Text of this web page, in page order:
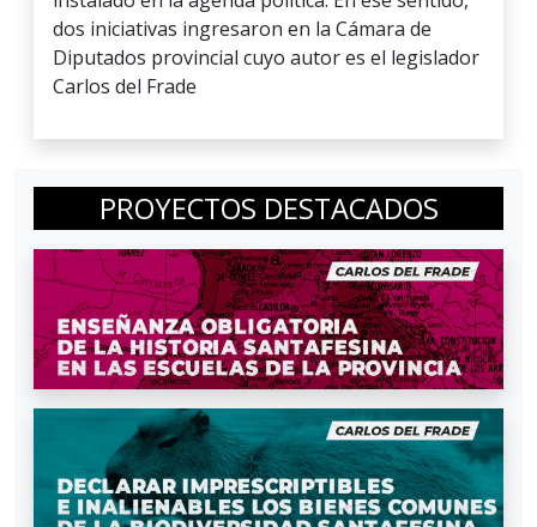
dos iniciativas ingresaron en la Cámara de
Diputados provincial cuyo autor es el legislador
Carlos del Frade
PROYECTOS DESTACADOS